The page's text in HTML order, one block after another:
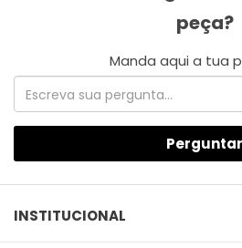
Perguntar
INSTITUCIONAL